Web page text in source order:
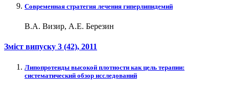
Современная стратегия лечения гиперлипидемий
В.А. Визир, А.Е. Березин
Зміст випуску 3 (42), 2011
Липопротеиды высокой плотности как цель терапии:
систематический обзор исследований